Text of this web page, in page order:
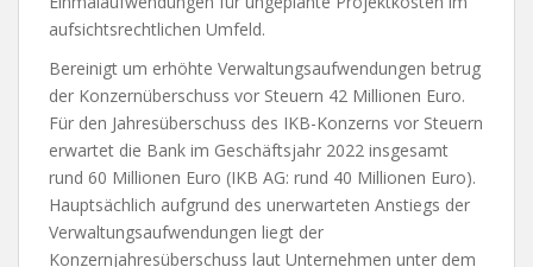
aufsichtsrechtlichen Umfeld.
Bereinigt um erhöhte Verwaltungsaufwendungen betrug
der Konzernüberschuss vor Steuern 42 Millionen Euro.
Für den Jahresüberschuss des IKB-Konzerns vor Steuern
erwartet die Bank im Geschäftsjahr 2022 insgesamt
rund 60 Millionen Euro (IKB AG: rund 40 Millionen Euro).
Hauptsächlich aufgrund des unerwarteten Anstiegs der
Verwaltungsaufwendungen liegt der
Konzernjahresüberschuss laut Unternehmen unter dem